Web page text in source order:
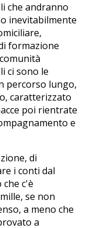
che andranno
inevitabilmente
formazione
ci sono le
percorso lungo,
caratterizzato
poi rientrate
e
di
i conti dal
c'è
se non
a meno che
a